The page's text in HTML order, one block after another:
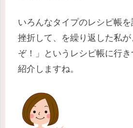
いろんなタイプのレシピ帳
挫折して、を繰り返した私
ぞ！」というレシピ帳に行
紹介しますね。